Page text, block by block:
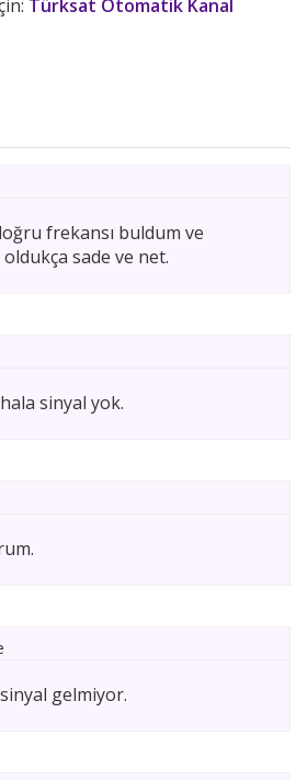
Türksat Otomatik Kanal
frekansı buldum ve
oldukça sade ve net.
sinyal yok.
gelmiyor.